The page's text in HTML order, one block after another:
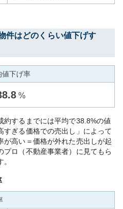
件はどのくらい値下げす
値下げ率
%
約するまでには平均で38.8%の値
すぎる価格での売出し」によって
が高い＝価格が外れた売出しが起
プロ（不動産事業者）に見てもら